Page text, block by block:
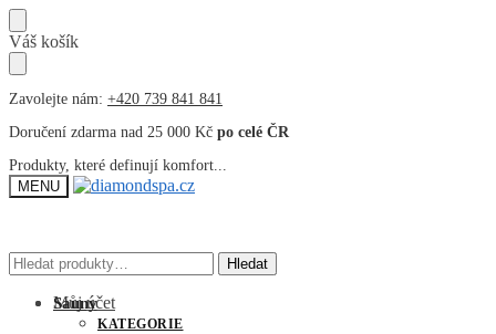
Přeskočit
na
navigaci
Přeskočit
na
obsah
Váš košík
Zavolejte nám: +420 739 841 841
Doručení zdarma nad 25 000 Kč po celé ČR
Produkty, které definují komfort...
MENU
Hledat: Hledat
Můj účet
Hledat: Hledat
Sauny
KATEGORIE